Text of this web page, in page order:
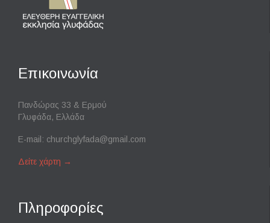
Επικοινωνία
Πανδώρας 33 & Ερμού
Γλυφάδα, Ελλάδα
E-mail: churchglyfada@gmail.com
Δείτε χάρτη →
Πληροφορίες